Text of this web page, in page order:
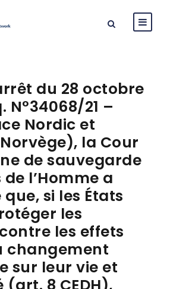
du 28 octobre
N°34068/21 –
Nordic et
la Cour
de sauvegarde
l’Homme a
si les États
les
les effets
changement
sur leur vie et